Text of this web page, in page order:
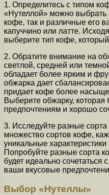
1. Определитесь с типом
«Нутеллой» можно выбрать
кофе, так и различные его
капуччино или латте.
выберите тип кофе,
2. Обратите внимание на
светлой, средней или
обладает более ярким и
обжарка дает
придает кофе более
Выберите обжарку, которая
предпочтениям и хорошо
3. Исследуйте разные
множество сортов кофе,
уникальные
Попробуйте разные сорта
будет идеально сочетаться
ваши вкусовые
Выбор «Нутеллы»